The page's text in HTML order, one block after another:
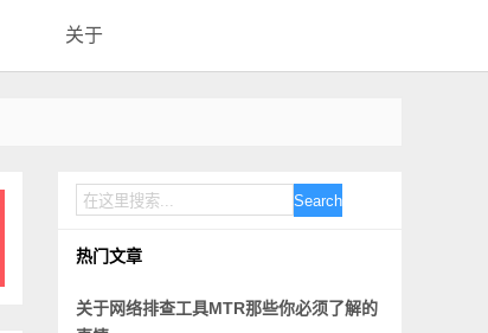
关于
Search
热门文章
关于网络排查工具MTR那些你必须了解的